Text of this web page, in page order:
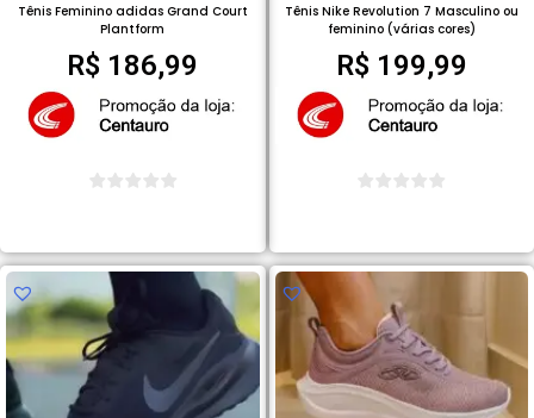
Tênis Feminino adidas Grand Court
Plantform
R$ 186,99
Tênis Nike Revolution 7 Masculino ou
feminino (várias cores)
R$ 199,99